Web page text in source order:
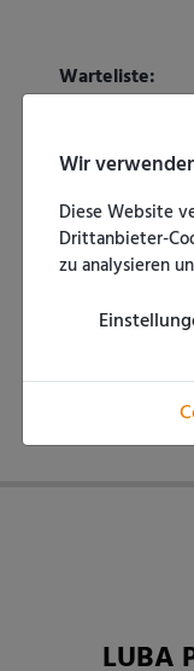
Warteliste:
- Carportplätze
- Hallenplätze
Wir
Diese Website
Drittanbieter-
zu analysieren
LUBA